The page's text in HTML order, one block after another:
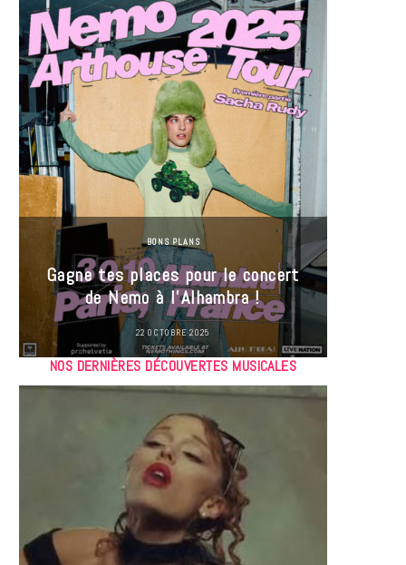
BONS PLANS
Gagne tes places pour le concert
de Nemo à l’Alhambra !
22 OCTOBRE 2025
NOS DERNIÈRES DÉCOUVERTES MUSICALES